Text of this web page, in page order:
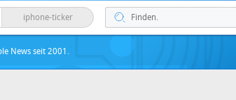
iphone-ticker
News seit 2001.